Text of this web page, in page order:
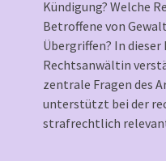
Kündigung? Welche
Betroffene von
Übergriffen? In
Rechtsanwältin
zentrale Fragen des
unterstützt bei der
strafrechtlich